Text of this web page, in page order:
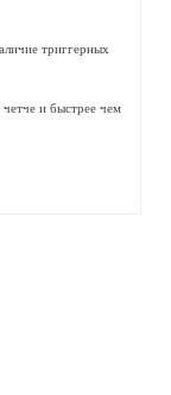
триггерных
и быстрее чем